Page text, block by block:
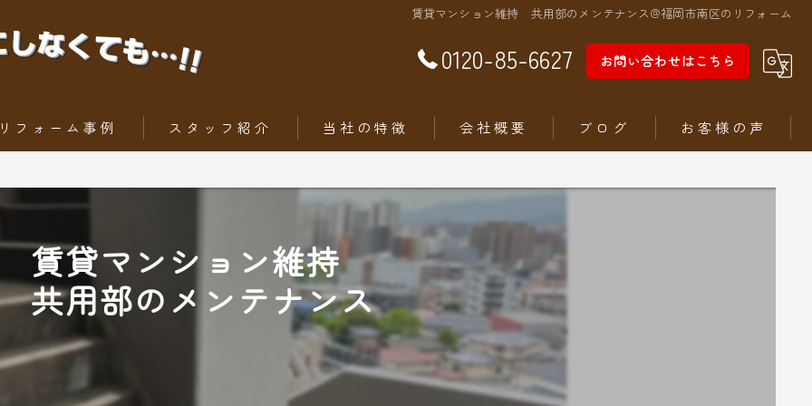
賃貸マンション維持 共用部のメンテナンス@福岡市南区のリフォーム
0120-85-6627 お問い合わせはこちら
フォーム事例
ょっとだけリフォーム
スタッフ紹介 当社の特徴
内装工事
外壁
屋根
水回りリフォーム
外構工事・エクステリア
会社概要 ブログ お客様の声
賃貸マンション維持
共用部のメンテナンス